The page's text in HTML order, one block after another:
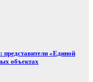
«Единой
объектах